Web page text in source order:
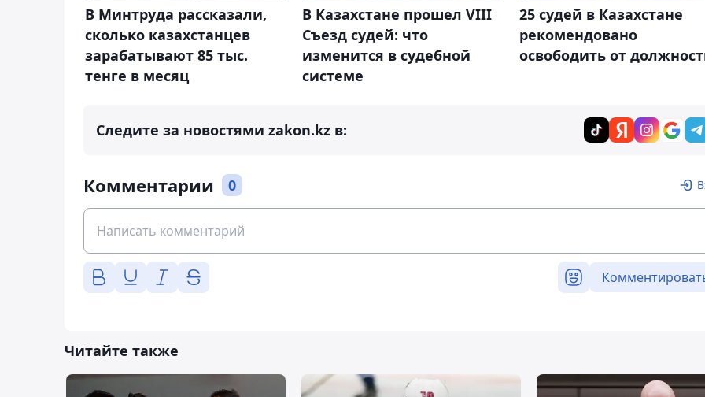
В Минтруда рассказали,
сколько казахстанцев
зарабатывают 85 тыс.
тенге в месяц
В Казахстане прошел VIII
Съезд судей: что
изменится в судебной
системе
25 судей в Казахстане
рекомендовано
освободить от
Следите за новостями zakon.kz в:
Комментарии 0
Читайте также